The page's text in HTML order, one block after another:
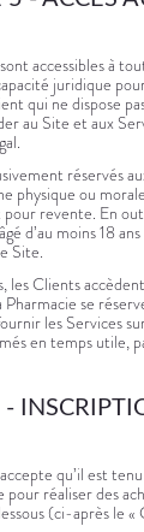
accessibles à
juridique
qui ne dispose
au Site et aux
réservés
physique ou
pour revente. En
d’au moins 18
Site.
les Clients
Pharmacie se
les Services
en temps utile,
qu’il est
pour réaliser des
(ci-après le «